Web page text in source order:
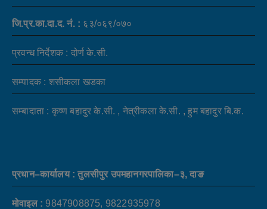
जि.प्र.का.दा.द. नं. : ६३/०६९/०७०
प्रवन्ध निर्देशक : दोर्ण के.सी.
सम्पादक : शसीकला खडका
सम्बादाता : कृष्ण बहादुर के.सी. , नेत्रीकला के.सी. , हुम बहादुर बि.क.
प्रधान–कार्यालय : तुलसीपुर उपमहानगरपालिका–३, दाङ
मोवाइल : 9847908875, 9822935978